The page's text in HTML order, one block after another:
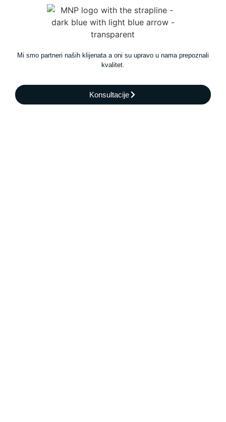
Mi smo partneri naših klijenata a oni su upravo u nama prepoznali
kvalitet.
Konsultacije